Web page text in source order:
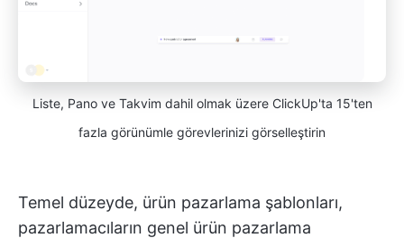
Liste, Pano ve Takvim dahil olmak üzere ClickUp'ta 15'ten
fazla görünümle görevlerinizi görselleştirin
Temel düzeyde, ürün pazarlama şablonları,
pazarlamacıların genel ürün pazarlama